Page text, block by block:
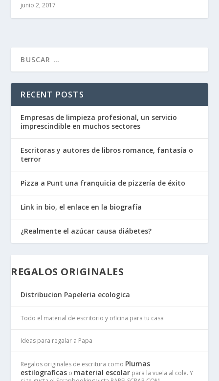
junio 2, 2017
RECENT POSTS
Empresas de limpieza profesional, un servicio
imprescindible en muchos sectores
Escritoras y autores de libros romance, fantasía o
terror
Pizza a Punt una franquicia de pizzería de éxito
Link in bio, el enlace en la biografía
¿Realmente el azúcar causa diábetes?
REGALOS ORIGINALES
Distribucion Papeleria ecologica
Todo el material de escritorio y oficina para tu casa
Ideas para regalar a Papa
Regalos originales de escritura como Plumas
estilograficas o material escolar para la vuela al cole. Y